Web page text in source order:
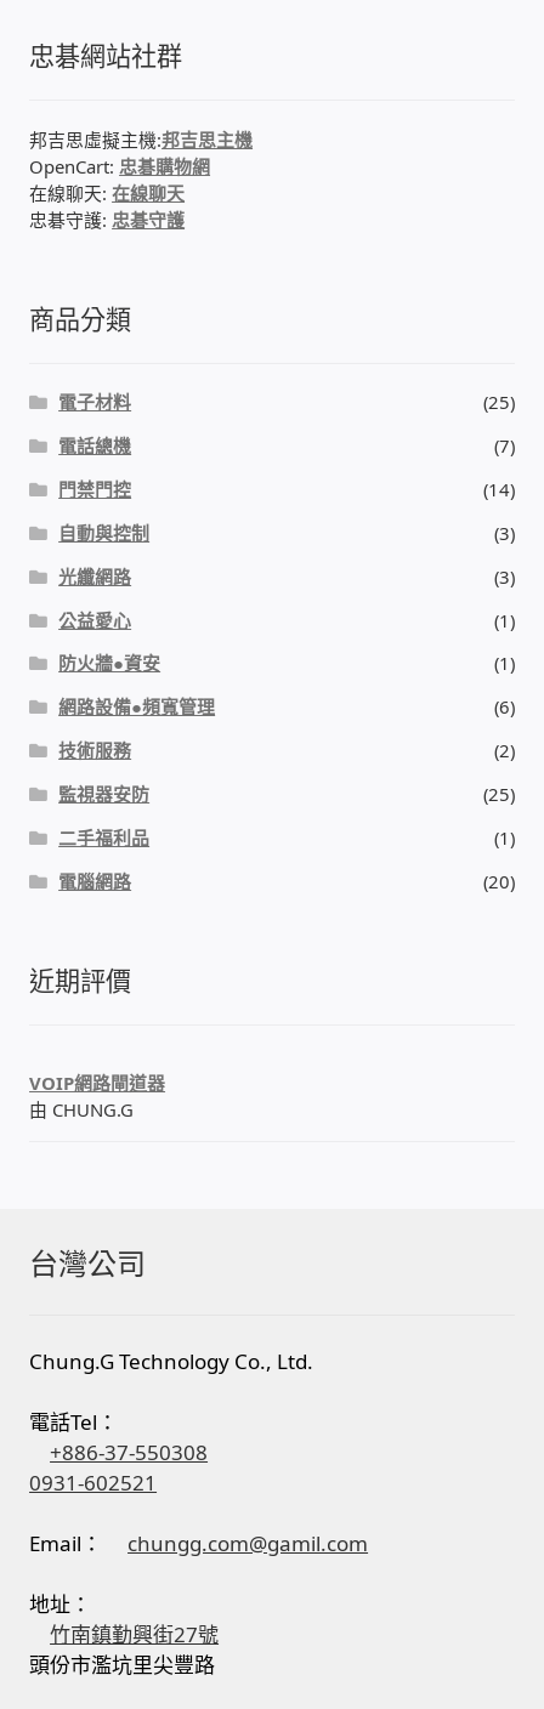
忠碁網站社群
邦吉思虛擬主機:邦吉思主機
OpenCart: 忠碁購物網
在線聊天:在線聊天
忠碁守護: 忠碁守護
商品分類
電子材料
(25)
電話總機
(7)
門禁門控
(14)
自動與控制
(3)
光纖網路
(3)
公益愛心
(1)
防火牆●資安
(1)
網路設備●頻寬管理
(6)
技術服務
(2)
監視器安防
(25)
二手福利品
(1)
電腦網路
(20)
近期評價
VOIP網路閘道器
由 CHUNG.G
台灣公司
Chung.G Technology Co., Ltd.
電話Tel：
+886-37-550308
0931-602521
Email： chungg.com@gamil.com
地址：
竹南鎮勤興街27號
頭份市濫坑里尖豐路